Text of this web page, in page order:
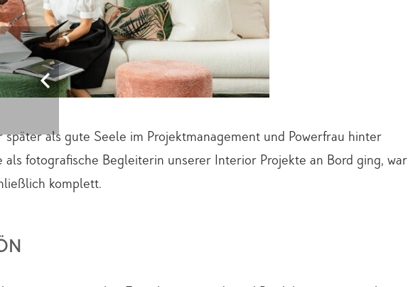
später als gute Seele im Projektmanagement und Powerfrau hinter
als fotografische Begleiterin unserer Interior Projekte an Bord ging, war
komplett.